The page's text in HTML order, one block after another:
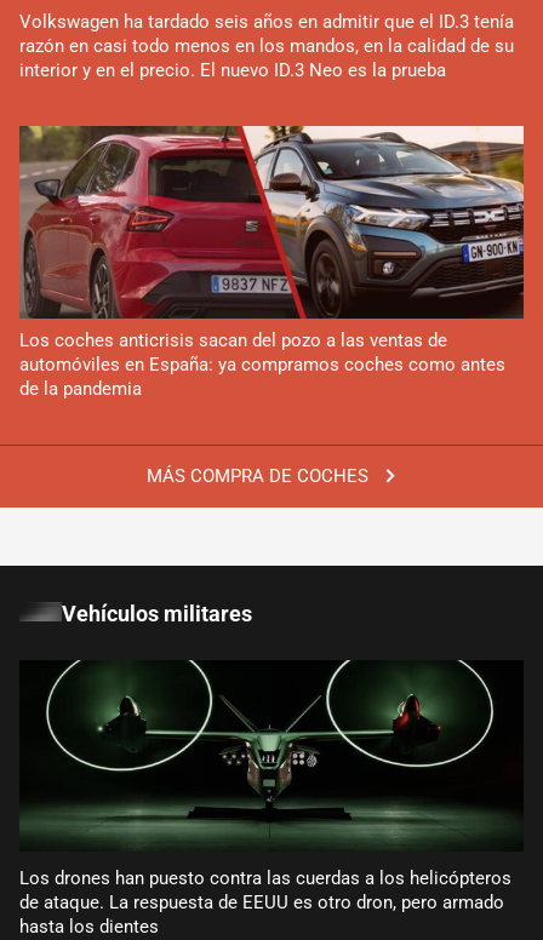
MÁS COMPRA DE COCHES
Volkswagen ha tardado seis años en admitir que el ID.3 tenía
razón en casi todo menos en los mandos, en la calidad de su
interior y en el precio. El nuevo ID.3 Neo es la prueba
Los coches anticrisis sacan del pozo a las ventas de
automóviles en España: ya compramos coches como antes
de la pandemia
Vehículos militares
Los drones han puesto contra las cuerdas a los helicópteros
de ataque. La respuesta de EEUU es otro dron, pero armado
hasta los dientes